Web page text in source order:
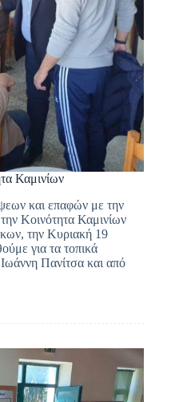
Καμινίων
και επαφών με την
Κοινότητα Καμινίων
την Κυριακή 19
για τα τοπικά
Πανίτσα και από